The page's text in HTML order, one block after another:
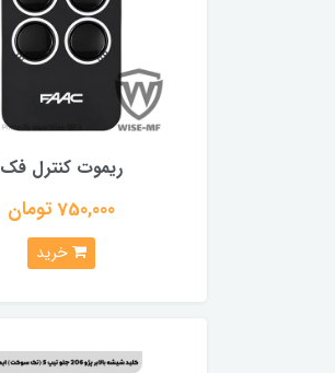
ریموت کنترل فک
750,000 تومان
خرید